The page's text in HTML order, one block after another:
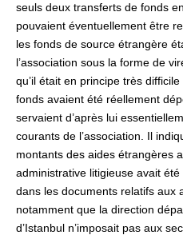
seuls deux transferts de fonds
pouvaient éventuellement être
les fonds de source étrangère
l’association sous la forme de
qu’il était en principe très
fonds avaient été réellement
servaient d’après lui
courants de l’association. Il
montants des aides étrangères
administrative litigieuse avait
dans les documents relatifs aux
notamment que la direction
d’Istanbul n’imposait pas aux